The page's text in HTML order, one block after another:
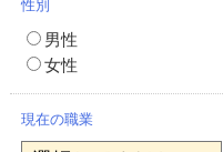
性別
男性
女性
現在の職業